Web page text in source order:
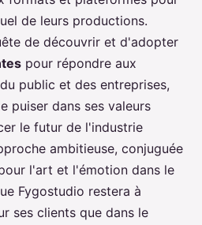
de leurs productions.
de découvrir et d'adopter
pour répondre aux
public et des entreprises,
puiser dans ses valeurs
le futur de l'industrie
ambitieuse, conjuguée
l'art et l'émotion dans le
Fygostudio restera à
ses clients que dans le